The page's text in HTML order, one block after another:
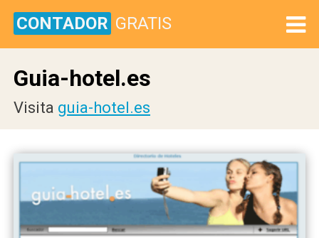
CONTADOR GRATIS
Guia-hotel.es
Visita guia-hotel.es